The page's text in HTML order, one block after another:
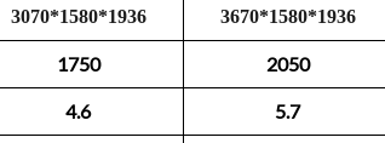
3070*1580*1936 3670*1580*1936
1750 2050
4.6 5.7